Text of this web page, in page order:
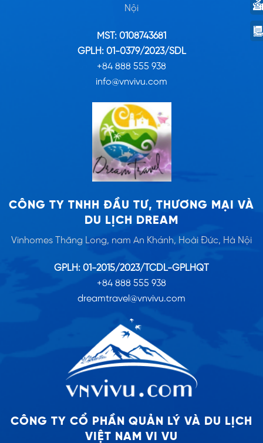
Nội
MST: 0108743681
GPLH: 01-0379/2023/SDL
+84 888 555 938
info@vnvivu.com
CÔNG TY TNHH ĐẦU TƯ, THƯƠNG MẠI VÀ
DU LỊCH DREAM
Vinhomes Thăng Long, nam An Khánh, Hoài Đức, Hà Nội
GPLH: 01-2015/2023/TCDL-GPLHQT
+84 888 555 938
dreamtravel@vnvivu.com
CÔNG TY CỔ PHẦN QUẢN LÝ VÀ DU LỊCH
VIỆT NAM VI VU